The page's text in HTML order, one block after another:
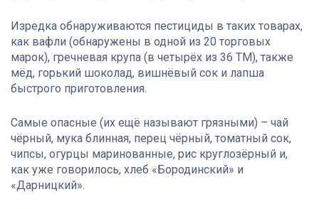
Изредка обнаруживаются пестициды в таких товарах,
как вафли (обнаружены в одной из 20 торговых
марок), гречневая крупа (в четырёх из 36 ТМ), также
мёд, горький шоколад, вишнёвый сок и лапша
быстрого приготовления.
Самые опасные (их ещё называют грязными) – чай
чёрный, мука блинная, перец чёрный, томатный сок,
чипсы, огурцы маринованные, рис круглозёрный и,
как уже говорилось, хлеб «Бородинский» и
«Дарницкий».